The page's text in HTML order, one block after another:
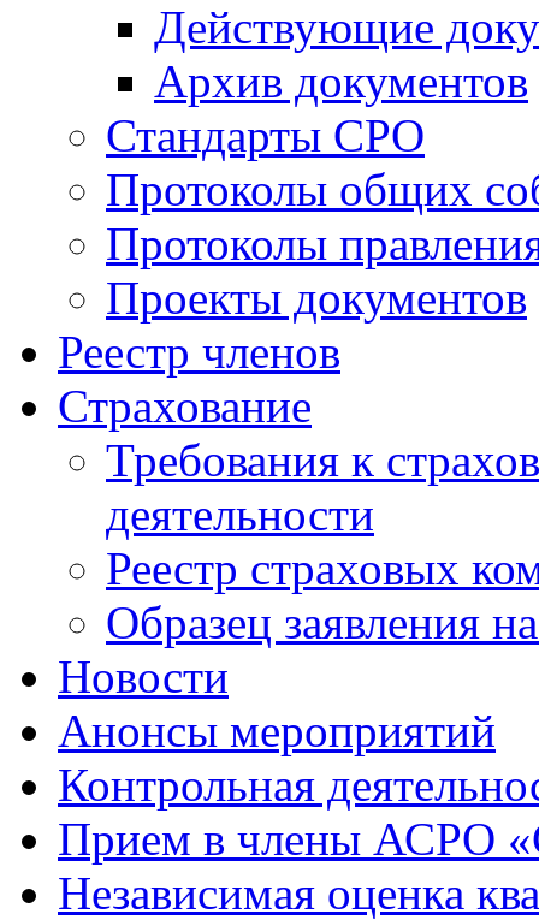
Действующие
Архив документов
Стандарты СРО
Протоколы общих
Протоколы
Проекты документов
Реестр членов
Страхование
Требования к
деятельности
Реестр страховых
Образец заявления
Новости
Анонсы мероприятий
Контрольная
Прием в члены АСРО
Независимая оценка